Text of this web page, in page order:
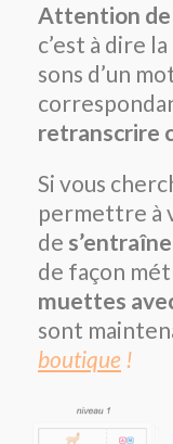
Attention de
c’est à dire
sons d’un
retranscrire
Si vous
permettre à
de
de façon
muettes
sont
boutique !